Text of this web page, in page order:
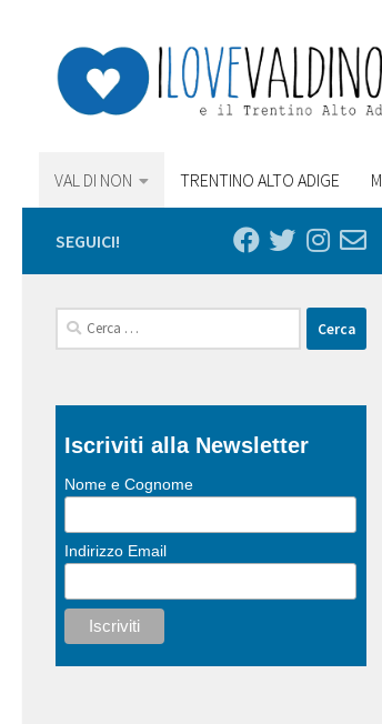
VAL DI NON TRENTINO ALTO ADIGE
SEGUICI!
Ricerca
per:
Iscriviti alla Newsletter
Nome e Cognome
Indirizzo Email